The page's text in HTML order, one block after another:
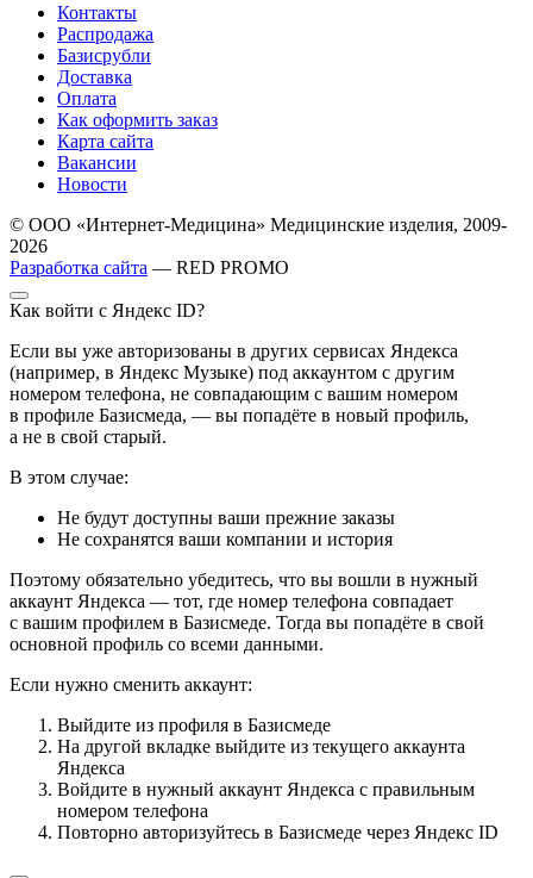
Контакты
Распродажа
Базисрубли
Доставка
Оплата
Как оформить заказ
Карта сайта
Вакансии
Новости
© ООО «Интернет-Медицина» Медицинские изделия, 2009-
2026
Разработка сайта — RED PROMO
Как войти с Яндекс ID?
Если вы уже авторизованы в других сервисах Яндекса
(например, в Яндекс Музыке) под аккаунтом с другим
номером телефона, не совпадающим с вашим номером
в профиле Базисмеда, — вы попадёте в новый профиль,
а не в свой старый.
В этом случае:
Не будут доступны ваши прежние заказы
Не сохранятся ваши компании и история
Поэтому обязательно убедитесь, что вы вошли в нужный
аккаунт Яндекса — тот, где номер телефона совпадает
с вашим профилем в Базисмеде. Тогда вы попадёте в свой
основной профиль со всеми данными.
Если нужно сменить аккаунт:
Выйдите из профиля в Базисмеде
На другой вкладке выйдите из текущего аккаунта
Яндекса
Войдите в нужный аккаунт Яндекса с правильным
номером телефона
Повторно авторизуйтесь в Базисмеде через Яндекс ID